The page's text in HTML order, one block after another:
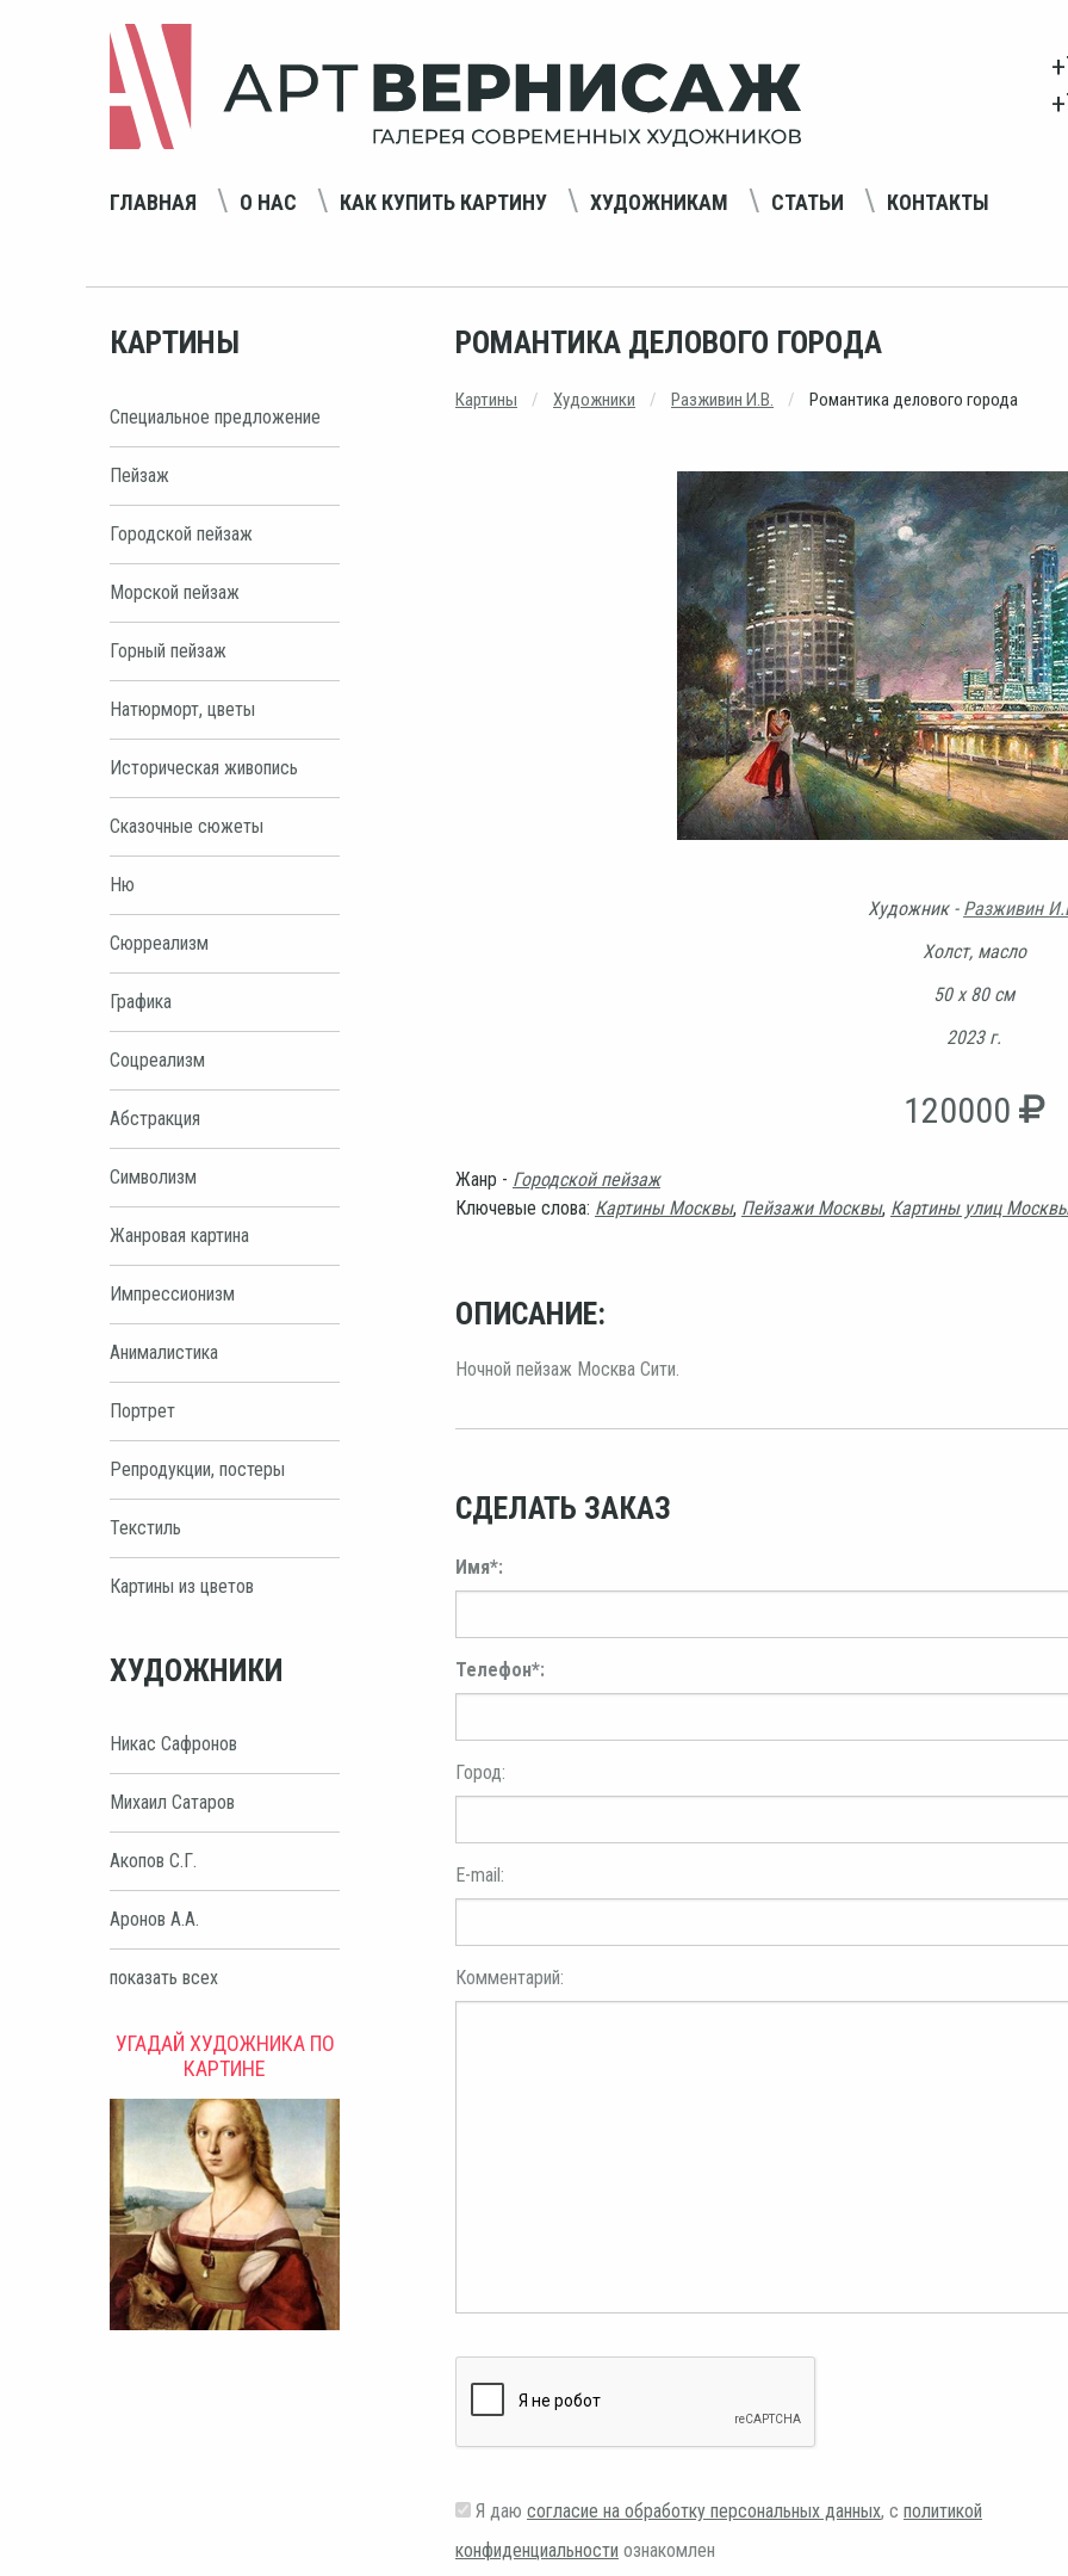
ГЛАВНАЯ О НАС КАК КУПИТЬ КАРТИНУ ХУДОЖНИКАМ СТАТЬИ КОНТАКТЫ
КАРТИНЫ
Специальное предложение
Пейзаж
Городской пейзаж
Морской пейзаж
Горный пейзаж
Натюрморт, цветы
Историческая живопись
Сказочные сюжеты
Ню
Сюрреализм
Графика
Соцреализм
Абстракция
Символизм
Жанровая картина
Импрессионизм
Анималистика
Портрет
Репродукции, постеры
Текстиль
Картины из цветов
ХУДОЖНИКИ
Никас Сафронов
Михаил Сатаров
Акопов С.Г.
Аронов А.А.
показать всех
УГАДАЙ ХУДОЖНИКА ПО
КАРТИНЕ
РОМАНТИКА ДЕЛОВОГО ГОРОДА
Картины Художники Разживин И.В. Романтика делового города
Художник - Разживин
Холст, масло
50 х 80 см
2023 г.
120000
Жанр - Городской пейзаж
Ключевые слова: Картины Москвы, Пейзажи Москвы, Картины улиц
ОПИСАНИЕ:
Ночной пейзаж Москва Сити.
СДЕЛАТЬ ЗАКАЗ
Имя*:
Телефон*:
Город:
E-mail:
Комментарий:
Я даю согласие на обработку персональных данных, с политикой
конфиденциальности ознакомлен